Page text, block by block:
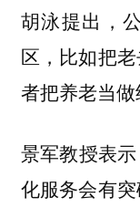
胡泳提出，
区，比如把
者把养老当做
景军教授表
化服务会有